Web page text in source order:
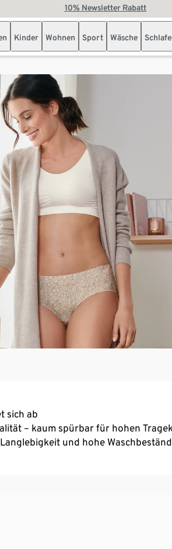
10% Newsletter Rabatt
Kinder Wohnen Sport Wäsche
sich ab
– kaum spürbar für hohen
und hohe